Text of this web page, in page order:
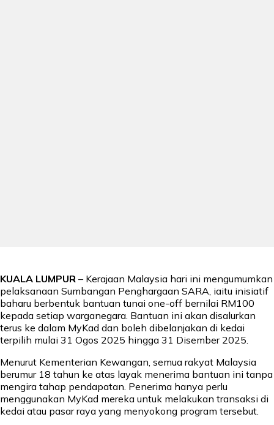
KUALA LUMPUR – Kerajaan Malaysia hari ini mengumumkan
pelaksanaan Sumbangan Penghargaan SARA, iaitu inisiatif
baharu berbentuk bantuan tunai one-off bernilai RM100
kepada setiap warganegara. Bantuan ini akan disalurkan
terus ke dalam MyKad dan boleh dibelanjakan di kedai
terpilih mulai 31 Ogos 2025 hingga 31 Disember 2025.
Menurut Kementerian Kewangan, semua rakyat Malaysia
berumur 18 tahun ke atas layak menerima bantuan ini tanpa
mengira tahap pendapatan. Penerima hanya perlu
menggunakan MyKad mereka untuk melakukan transaksi di
kedai atau pasar raya yang menyokong program tersebut.